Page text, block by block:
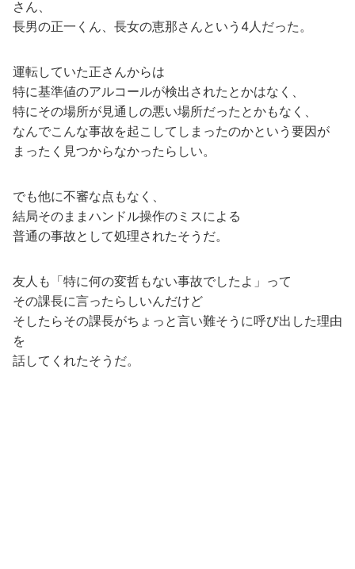
さん、
長男の正一くん、長女の恵那さんという4人だった。
運転していた正さんからは
特に基準値のアルコールが検出されたとかはなく、
特にその場所が見通しの悪い場所だったとかもなく、
なんでこんな事故を起こしてしまったのかという要因が
まったく見つからなかったらしい。
でも他に不審な点もなく、
結局そのままハンドル操作のミスによる
普通の事故として処理されたそうだ。
友人も「特に何の変哲もない事故でしたよ」って
その課長に言ったらしいんだけど
そしたらその課長がちょっと言い難そうに呼び出した理由
を
話してくれたそうだ。